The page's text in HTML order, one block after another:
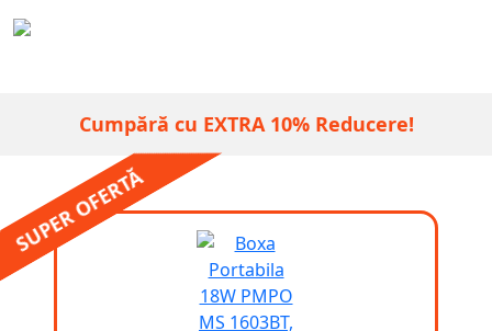
Cumpără cu EXTRA 10% Reducere!
SUPER OFERTĂ